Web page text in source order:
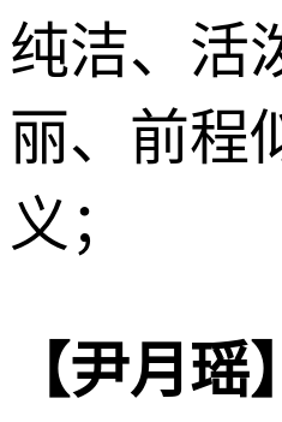
纯洁、活
丽、前程
义；
【尹月瑶】